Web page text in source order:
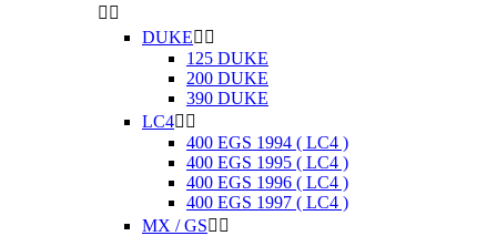
 
DUKE 
125 DUKE
200 DUKE
390 DUKE
LC4 
400 EGS 1994 ( LC4 )
400 EGS 1995 ( LC4 )
400 EGS 1996 ( LC4 )
400 EGS 1997 ( LC4 )
MX / GS 